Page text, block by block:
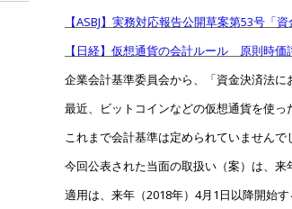
【ASBJ】実務対応報告公開草案第53号
【日経】仮想通貨の会計ルール 原則時
企業会計基準委員会から、「資金決済法に
最近、ビットコインなどの仮想通貨を使っ
これまで会計基準は定められていませんで
今回公表された当面の取扱い（案）は、来
適用は、来年（2018年）4月1日以降開始